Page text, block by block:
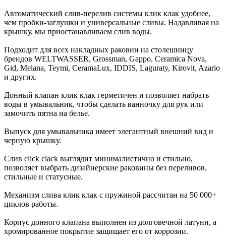
Автоматический слив-перелив системы клик клак удобнее,
чем пробки-заглушки и универсальные сливы. Надавливая на
крышку, мы приостанавливаем слив воды.
Подходит для всех накладных раковин на столешницу
брендов WELTWASSER, Grossman, Gappo, Ceramica Nova,
Gid, Melana, Teymi, CeramaLux, IDDIS, Laguraty, Kirovit, Azario
и других.
Донный клапан клик клак герметичен и позволяет набрать
воды в умывальник, чтобы сделать ванночку для рук или
замочить пятна на белье.
Выпуск для умывальника имеет элегантный внешний вид и
черную крышку.
Слив click clack выглядит минималистично и стильно,
позволяет выбрать дизайнерские раковины без переливов,
стильные и статусные.
Механизм слива клик клак с пружиной рассчитан на 50 000+
циклов работы.
Корпус донного клапана выполнен из долговечной латуни, а
хромированное покрытие защищает его от коррозии.